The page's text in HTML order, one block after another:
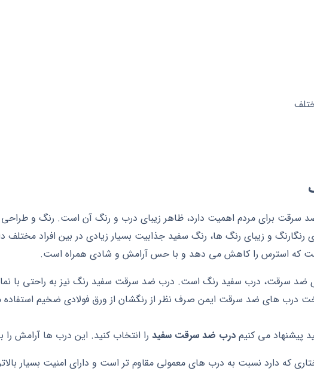
سرقت برای مردم اهمیت دارد، ظاهر زیبای درب و رنگ آن است. رنگ و
رنگارنگ و زیبای رنگ ها، رنگ سفید جذابیت بسیار زیادی در بین افراد
که استرس را کاهش می دهد و با حس آرامش و شادی همراه است.
ضد سرقت، درب سفید رنگ است. درب ضد سرقت سفید رنگ نیز به راحتی با
درب های ضد سرقت ایمن صرف نظر از رنگشان از ورق فولادی ضخیم
پیشنهاد می کنیم درب ضد سرقت سفید را انتخاب کنید. این درب ها آرامش
که دارد نسبت به درب های معمولی مقاوم تر است و دارای امنیت بسیار